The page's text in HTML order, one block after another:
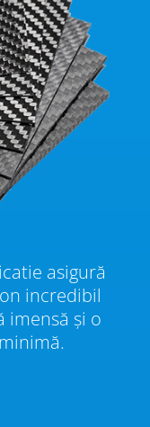
asigură
incredibil
imensă și o